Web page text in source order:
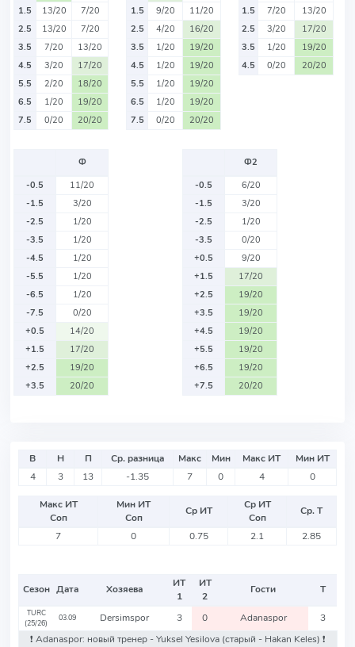
1.5
13/20
7/20
2.5
13/20
7/20
3.5
7/20
13/20
4.5
3/20
17/20
5.5
2/20
18/20
6.5
1/20
19/20
7.5
0/20 20/20
1.5
9/20
11/20
2.5
4/20
16/20
3.5
1/20
19/20
4.5
1/20
19/20
5.5
1/20
19/20
6.5
1/20
19/20
7.5
0/20 20/20
1.5
7/20
13/20
2.5
3/20
17/20
3.5
1/20
19/20
4.5
0/20 20/20
Ф
-0.5
11/20
-1.5
3/20
-2.5
1/20
-3.5
1/20
-4.5
1/20
-5.5
1/20
-6.5
1/20
-7.5
0/20
+0.5
14/20
+1.5
17/20
+2.5
19/20
+3.5
20/20
Ф2
-0.5
6/20
-1.5
3/20
-2.5
1/20
-3.5
0/20
+0.5
9/20
+1.5
17/20
+2.5
19/20
+3.5
19/20
+4.5
19/20
+5.5
19/20
+6.5
19/20
+7.5
20/20
В Н П Ср. разница Макс Мин Макс ИТ
Мин ИТ
4
3 13 -1.35 7 0 4 0
Макс ИТ
Соп
Мин ИТ
Соп
Ср ИТ
Ср ИТ
Соп
Ср. Т
7
0 0.75 2.1 2.85
Сезон Дата Хозяева
ИТ
1
ИТ
2
Гости Т
TURC
(25/26)
03.09 Dersimspor 3 0 Adanaspor
3
❗️ Adanaspor: новый тренер - Yuksel Yesilova (старый - Hakan Keles) ❗️